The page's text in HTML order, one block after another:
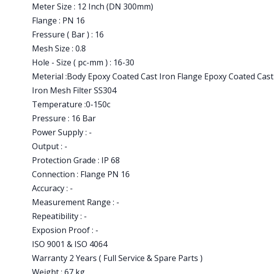
Meter Size : 12 Inch (DN 300mm)
Flange : PN 16
Fressure ( Bar ) : 16
Mesh Size : 0.8
Hole - Size ( pc-mm ) : 16-30
Meterial :Body Epoxy Coated Cast Iron Flange Epoxy Coated Cast
Iron Mesh Filter SS304
Temperature :0-150c
Pressure : 16 Bar
Power Supply : -
Output : -
Protection Grade : IP 68
Connection : Flange PN 16
Accuracy : -
Measurement Range : -
Repeatibility : -
Exposion Proof : -
ISO 9001 & ISO 4064
Warranty 2 Years ( Full Service & Spare Parts )
Weight : 67 kg